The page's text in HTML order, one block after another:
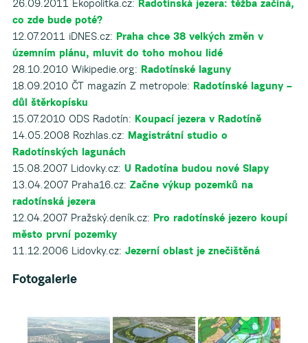
26.09.2011 Ekopolitka.cz: Radotínská jezera: těžba začíná,
co zde bude poté?
12.07.2011 iDNES.cz: Praha chce 38 velkých změn v
územním plánu, mluvit do toho mohou lidé
28.10.2010 Wikipedie.org: Radotínské laguny
18.09.2010 ČT magazín Z metropole: Radotínské laguny –
důl štěrkopísku
15.07.2010 ODS Radotín: Koupací jezera v Radotíně
14.05.2008 Rozhlas.cz: Magistrátní studio o
Radotínských lagunách
15.08.2007 Lidovky.cz: U Radotína budou nové Slapy
13.04.2007 Praha16.cz: Začne výkup pozemků na
radotínská jezera
12.04.2007 Pražský.deník.cz: Pro radotínské jezero koupí
město první pozemky
11.12.2006 Lidovky.cz: Jezerní oblast je znečištěná
Fotogalerie